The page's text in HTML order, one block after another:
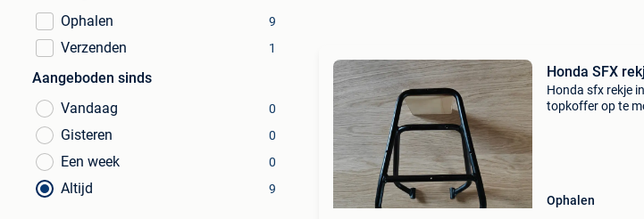
Ophalen
9
Verzenden 1
Aangeboden sinds
Vandaag
0
Gisteren 0
Een week 0
Altijd 9
Honda SFX
Honda sfx rekje
topkoffer op te
Ophalen